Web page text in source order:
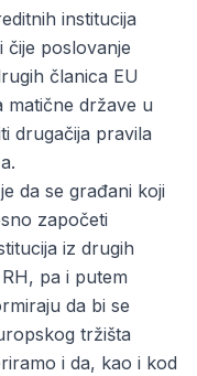
institucija
čije poslovanje
članica EU
matične države u
drugačija pravila
da se građani koji
započeti
iz drugih
pa i putem
da bi se
tržišta
i da, kao i kod